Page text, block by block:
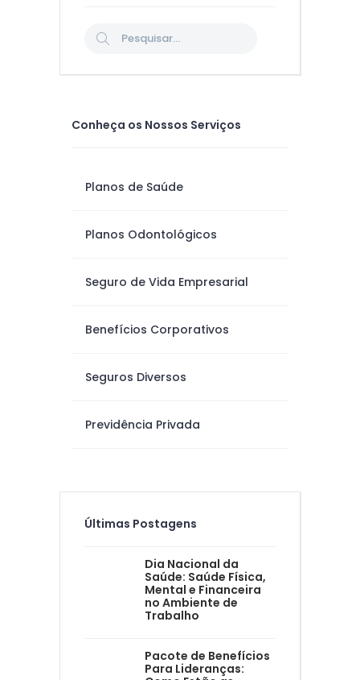
Conheça os Nossos Serviços
Planos de Saúde
Planos Odontológicos
Seguro de Vida Empresarial
Benefícios Corporativos
Seguros Diversos
Previdência Privada
Últimas Postagens
Dia Nacional da
Saúde: Saúde Física,
Mental e Financeira
no Ambiente de
Trabalho
Pacote de Benefícios
Para Lideranças: